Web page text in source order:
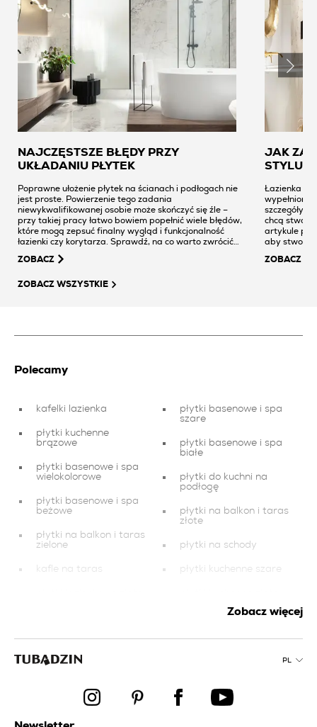
NAJCZĘSTSZE BŁĘDY PRZY
UKŁADANIU PŁYTEK
Poprawne ułożenie płytek na ścianach i podłogach nie
jest proste. Powierzenie tego zadania
niewykwalifikowanej osobie może skończyć się źle –
przy takiej pracy łatwo bowiem popełnić wiele błędów,
które mogą zepsuć finalny wygląd i funkcjonalność
łazienki czy korytarza. Sprawdź, na co warto zwrócić
całym procesem. Pomoże Ci lepiej kontrolować jakość
zrobione na najwyższym poziomie.
ZOBACZ
JAK
STYLU
Łazienka
wypełniona
szczegóły.
chcą
artykule
aby
ZOBACZ
ZOBACZ WSZYSTKIE
Polecamy
kafelki lazienka
płytki kuchenne
brązowe
płytki basenowe i spa
wielokolorowe
płytki basenowe i spa
beżowe
płytki na balkon i taras
zielone
kafle na taras
zielone
płytki basenowe i spa
szare
płytki basenowe i spa
białe
płytki do kuchni na
podłogę
płytki na balkon i taras
złote
płytki na schody
płytki kuchenne szare
płytki do salonu
płytki
płytki na balkon i taras
grafitowe
Zobacz więcej
PL